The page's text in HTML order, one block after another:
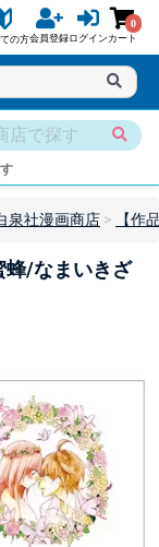
の方会員登録ログイン
0
カート
泉社漫画商店 【作
蜂/なまいきざ